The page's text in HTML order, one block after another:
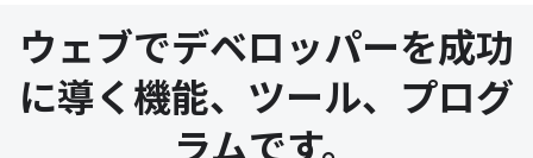
ウェブでデベロッパーを成功
に導く機能、ツール、プログ
ラムです。